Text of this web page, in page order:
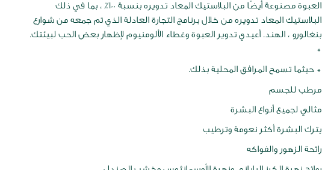
العبوة مصنوعة أيضًا من البلاستيك المعاد تدويره بنسبة 100٪ ، بما في ذلك
البلاستيك المعاد تدويره من خلال برنامج التجارة العادلة الذي تم جمعه من شوارع
بنغالورو ، الهند. أعيدي تدوير العبوة وغطاء الألومنيوم لإظهار بعض الحب لبيئتك.
*
* حيثما تسمح المرافق المحلية بذلك.
مرطب للجسم
مثالي لجميع أنواع البشرة
يترك البشرة أكثر نعومة وترطيب
رائحة الزهور والفواكه